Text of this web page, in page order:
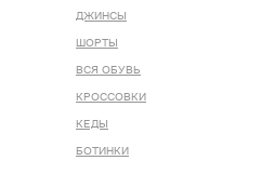
ДЖИНСЫ
ШОРТЫ
ВСЯ ОБУВЬ
КРОССОВКИ
КЕДЫ
БОТИНКИ